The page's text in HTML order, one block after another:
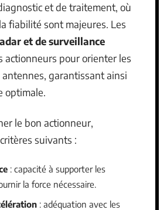
et de traitement, où
fiabilité sont majeures. Les
et de surveillance
actionneurs pour orienter les
garantissant ainsi
optimale.
le bon actionneur,
suivants :
: capacité à supporter les
la force nécessaire.
: adéquation avec les